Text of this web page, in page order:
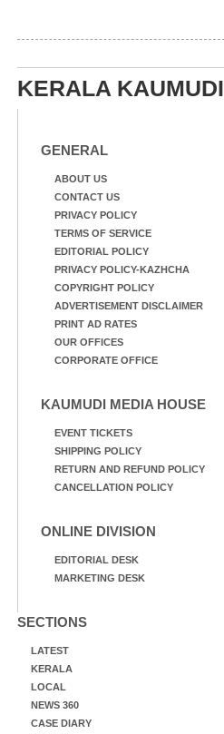
KERALA KAUMUDI
GENERAL
ABOUT US
CONTACT US
PRIVACY POLICY
TERMS OF SERVICE
EDITORIAL POLICY
PRIVACY POLICY-KAZHCHA
COPYRIGHT POLICY
ADVERTISEMENT DISCLAIMER
PRINT AD RATES
OUR OFFICES
CORPORATE OFFICE
KAUMUDI MEDIA HOUSE
EVENT TICKETS
SHIPPING POLICY
RETURN AND REFUND POLICY
CANCELLATION POLICY
ONLINE DIVISION
EDITORIAL DESK
MARKETING DESK
SECTIONS
LATEST
KERALA
LOCAL
NEWS 360
CASE DIARY